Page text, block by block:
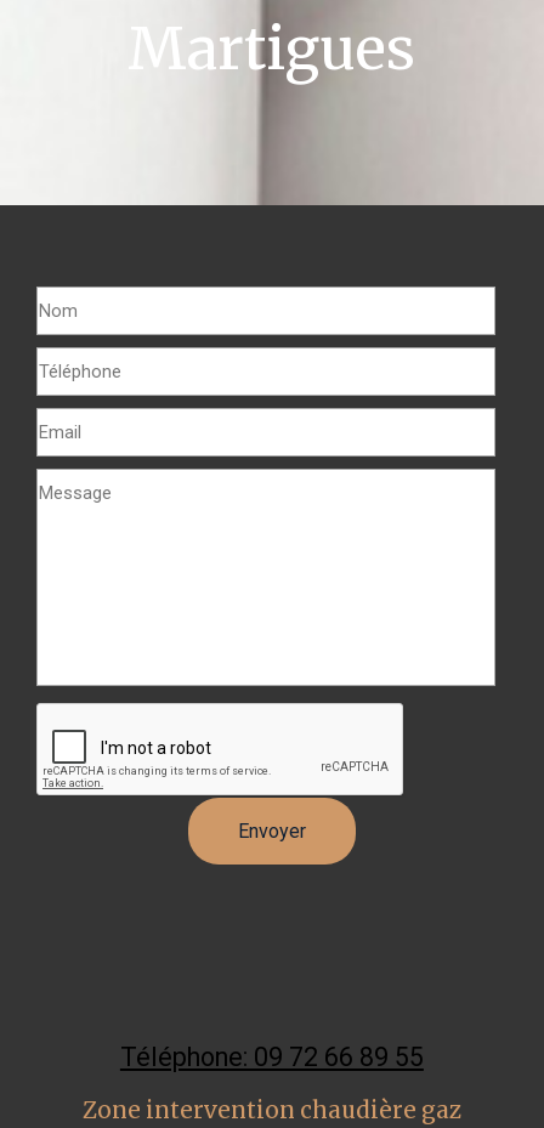
Martigues
Téléphone: 09 72 66 89 55
Zone intervention chaudière gaz